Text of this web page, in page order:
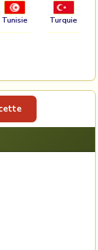
Tunisie Turquie